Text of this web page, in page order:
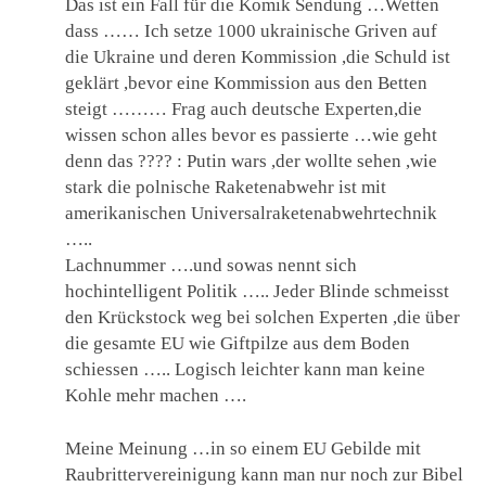
Das ist ein Fall für die Komik Sendung …Wetten
dass …… Ich setze 1000 ukrainische Griven auf
die Ukraine und deren Kommission ,die Schuld ist
geklärt ,bevor eine Kommission aus den Betten
steigt ……… Frag auch deutsche Experten,die
wissen schon alles bevor es passierte …wie geht
denn das ???? : Putin wars ,der wollte sehen ,wie
stark die polnische Raketenabwehr ist mit
amerikanischen Universalraketenabwehrtechnik
…..
Lachnummer ….und sowas nennt sich
hochintelligent Politik ….. Jeder Blinde schmeisst
den Krückstock weg bei solchen Experten ,die über
die gesamte EU wie Giftpilze aus dem Boden
schiessen ….. Logisch leichter kann man keine
Kohle mehr machen ….
Meine Meinung …in so einem EU Gebilde mit
Raubrittervereinigung kann man nur noch zur Bibel